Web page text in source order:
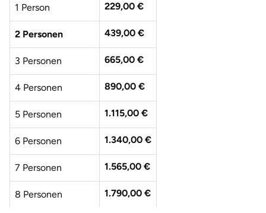
1 Person 229,00 €
2 Personen 439,00 €
3 Personen 665,00 €
4 Personen 890,00 €
5 Personen 1.115,00 €
6 Personen 1.340,00 €
7 Personen 1.565,00 €
8 Personen 1.790,00 €
Frankfurt am Main
Freiburg
Fulda
Fürth
Geiselwind